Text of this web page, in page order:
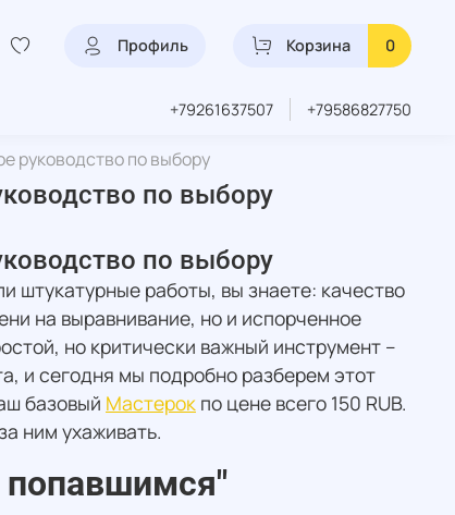
Профиль Корзина 0
+79261637507 +79586827750
руководство по выбору
по выбору
по выбору
штукатурные работы, вы знаете: качество
на выравнивание, но и испорченное
но критически важный инструмент –
и сегодня мы подробно разберем этот
базовый Мастерок по цене всего 150 RUB.
ним ухаживать.
попавшимся"